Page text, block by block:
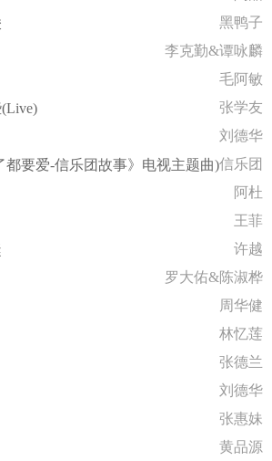
黑鸭子
李克勤&谭咏麟
毛阿敏
张学友
刘德华
都要爱-信乐团故事》电视主题曲)信乐团
阿杜
王菲
许越
罗大佑&陈淑桦
周华健
林忆莲
张德兰
刘德华
张惠妹
黄品源